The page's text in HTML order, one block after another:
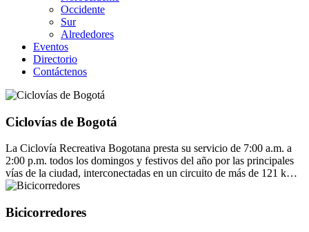
Occidente
Sur
Alrededores
Eventos
Directorio
Contáctenos
Ciclovías de Bogotá
La Ciclovía Recreativa Bogotana presta su servicio de 7:00 a.m. a
2:00 p.m. todos los domingos y festivos del año por las principales
vías de la ciudad, interconectadas en un circuito de más de 121 k…
Bicicorredores